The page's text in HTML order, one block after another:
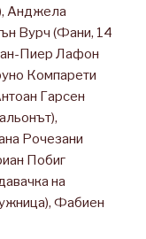
Анджела
Вурч (Фани, 14
Пиер Лафон
Компарети
Гарсен
Рочезани
Побиг
на
Фабиен